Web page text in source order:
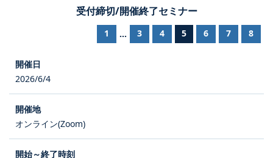
受付締切/開催終了セミナー
1 ... 3 4 5 6 7 8
2026/6/4
オンライン(Zoom)